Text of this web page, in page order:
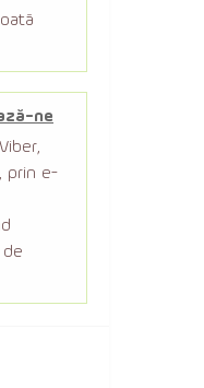
ne
prin e-